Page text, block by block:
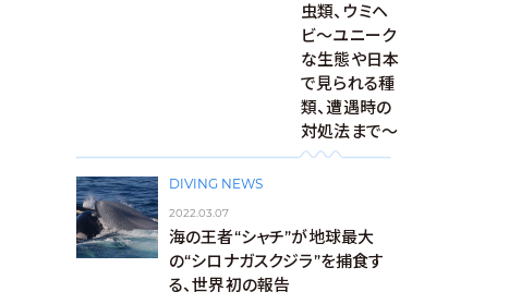
虫類、ウミヘ
ビ～ユニーク
な生態や日本
で見られる種
類、遭遇時の
対処法まで～
DIVING NEWS
2022.03.07
海の王者“シャチ”が地球最大
の“シロナガスクジラ”を捕食す
る、世界初の報告